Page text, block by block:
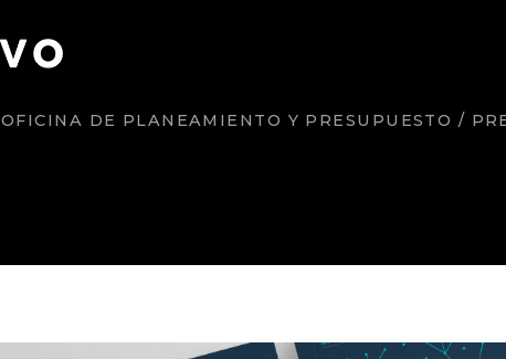
OFICINA DE PLANEAMIENTO Y PRESUPUESTO /